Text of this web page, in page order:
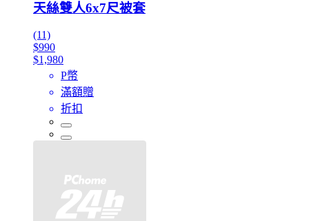
天絲雙人6x7尺被套
(11)
$990
$1,980
P幣
滿額贈
折扣